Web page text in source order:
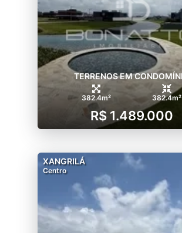
TERRENOS EM
382.4m² 382.4m²
R$ 1.489.000
XANGRILÁ
Centro